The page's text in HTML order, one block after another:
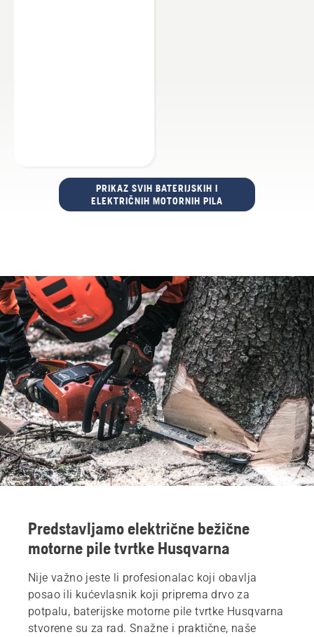
PRIKAZ SVIH BATERIJSKIH I
ELEKTRIČNIH MOTORNIH PILA
Predstavljamo električne bežične
motorne pile tvrtke Husqvarna
Nije važno jeste li profesionalac koji obavlja
posao ili kućevlasnik koji priprema drvo za
potpalu, baterijske motorne pile tvrtke Husqvarna
stvorene su za rad. Snažne i praktične, naše